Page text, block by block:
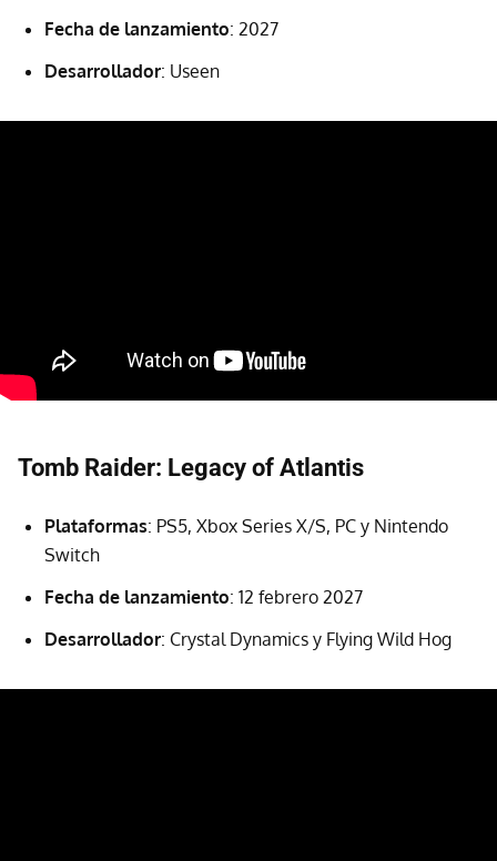
Fecha de lanzamiento: 2027
Desarrollador: Useen
Tomb Raider: Legacy of Atlantis
Plataformas: PS5, Xbox Series X/S, PC y Nintendo
Switch
Fecha de lanzamiento: 12 febrero 2027
Desarrollador: Crystal Dynamics y Flying Wild Hog